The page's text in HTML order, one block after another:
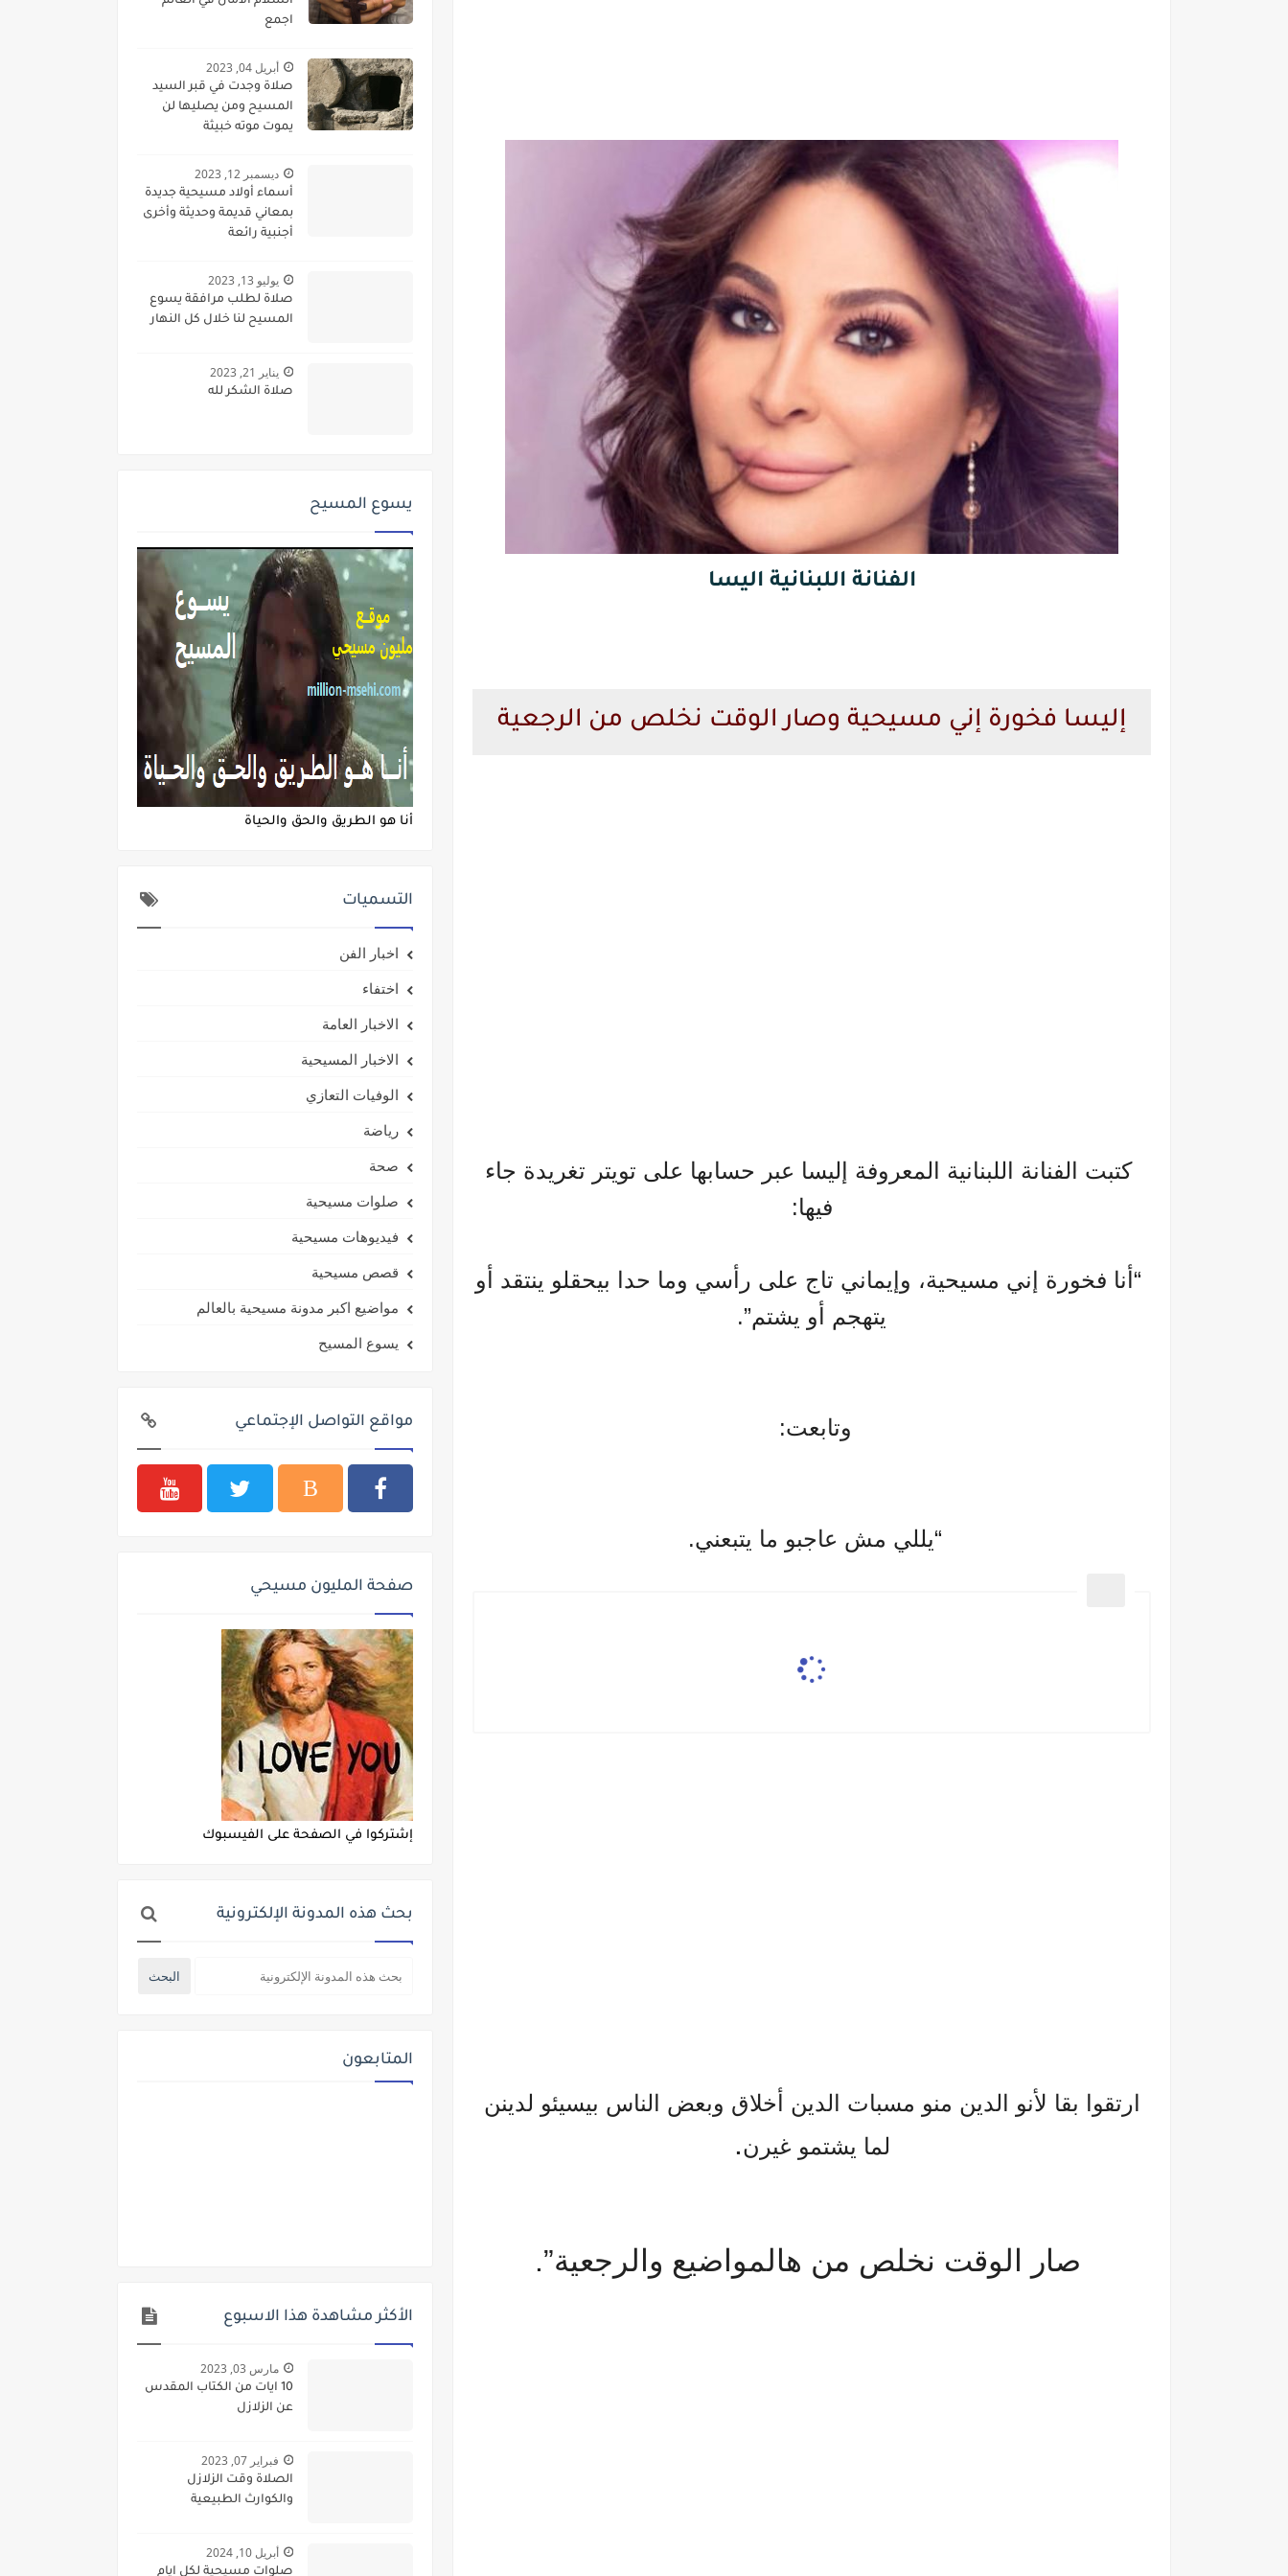
الفنانة اللبنانية اليسا
إليسا فخورة إني مسيحية وصار الوقت نخلص من الرجعية
كتبت الفنانة اللبنانية المعروفة إليسا عبر حسابها على تويتر تغريدة جاء
فيها:
“أنا فخورة إني مسيحية، وإيماني تاج على رأسي وما حدا بيحقلو ينتقد أو
يتهجم أو يشتم”.
وتابعت:
“يللي مش عاجبو ما يتبعني.
ارتقوا بقا لأنو الدين منو مسبات الدين أخلاق وبعض الناس بيسيئو لدينن
لما يشتمو غيرن.
صار الوقت نخلص من هالمواضيع والرجعية”.
اجمع
أبريل 04, 2023
صلاة وجدت في قبر السيد
المسيح ومن يصليها لن
يموت موته خبيثة
ديسمبر 12, 2023
أسماء أولاد مسيحية جديدة
بمعاني قديمة وحديثة وأخرى
أجنبية رائعة
يوليو 13, 2023
صلاة لطلب مرافقة يسوع
المسيح لنا خلال كل النهار
يناير 21, 2023
صلاة الشكر لله
يسوع المسيح
أنا هو الطريق والحق والحياة
التسميات
اخبار الفن
اختفاء
الاخبار العامة
الاخبار المسيحية
الوفيات التعازي
رياضة
صحة
صلوات مسيحية
فيديوهات مسيحية
قصص مسيحية
مواضيع اكبر مدونة مسيحية بالعالم
يسوع المسيح
مواقع التواصل الإجتماعي
صفحة المليون مسيحي
إشتركوا في الصفحة على الفيسبوك
بحث هذه المدونة الإلكترونية
المتابعون
الأكثر مشاهدة هذا الاسبوع
مارس 03, 2023
10 ايات من الكتاب المقدس
عن الزلازل
فبراير 07, 2023
الصلاة وقت الزلازل
والكوارث الطبيعية
أبريل 10, 2024
صلوات مسيحية لكل ايام